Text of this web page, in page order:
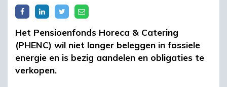
Het Pensioenfonds Horeca & Catering
(PHENC) wil niet langer beleggen in fossiele
energie en is bezig aandelen en obligaties te
verkopen.